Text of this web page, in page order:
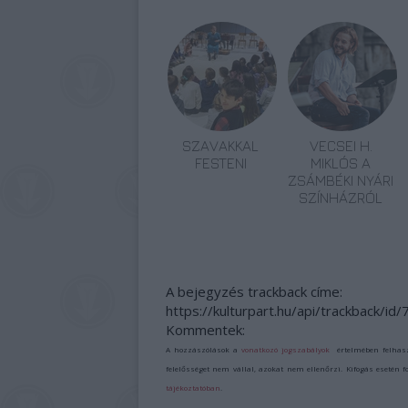
SZAVAKKAL
FESTENI
VECSEI H.
MIKLÓS A
ZSÁMBÉKI NYÁRI
SZÍNHÁZRÓL
A bejegyzés trackback címe:
https://kulturpart.hu/api/trackback/id/
Kommentek:
A hozzászólások avonatkozó jogszabályok értelmében
felelősséget nem vállal, azokat nem ellenőrzi. Kifogás esetén
tájékoztatóban